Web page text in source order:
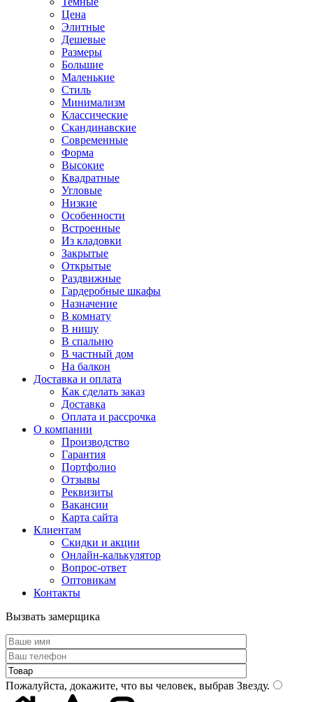
Цена
Элитные
Дешевые
Размеры
Большие
Маленькие
Стиль
Минимализм
Классические
Скандинавские
Современные
Форма
Высокие
Квадратные
Угловые
Низкие
Особенности
Встроенные
Из кладовки
Закрытые
Открытые
Раздвижные
Гардеробные шкафы
Назначение
В комнату
В нишу
В спальню
В частный дом
На балкон
Доставка и оплата
Как сделать заказ
Доставка
Оплата и рассрочка
О компании
Производство
Гарантия
Портфолио
Отзывы
Реквизиты
Вакансии
Карта сайта
Клиентам
Скидки и акции
Онлайн-калькулятор
Вопрос-ответ
Оптовикам
Контакты
Вызвать замерщика
Пожалуйста, докажите, что вы человек, выбрав Звезду.